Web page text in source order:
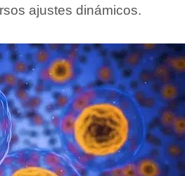
ajustes dinámicos.